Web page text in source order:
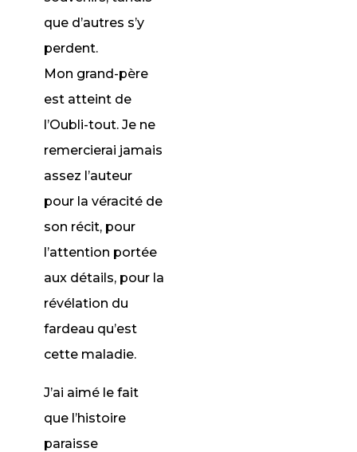
que d’autres s’y
perdent.
Mon grand-père
est atteint de
l’Oubli-tout. Je ne
remercierai jamais
assez l’auteur
pour la véracité de
son récit, pour
l’attention portée
aux détails, pour la
révélation du
fardeau qu’est
cette maladie.
J’ai aimé le fait
que l’histoire
paraisse